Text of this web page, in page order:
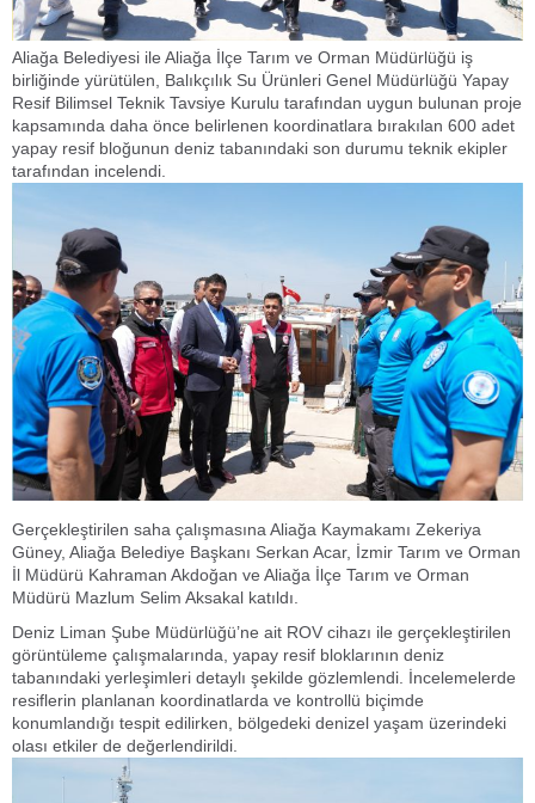
Aliağa Belediyesi ile Aliağa İlçe Tarım ve Orman Müdürlüğü iş
birliğinde yürütülen, Balıkçılık Su Ürünleri Genel Müdürlüğü Yapay
Resif Bilimsel Teknik Tavsiye Kurulu tarafından uygun bulunan proje
kapsamında daha önce belirlenen koordinatlara bırakılan 600 adet
yapay resif bloğunun deniz tabanındaki son durumu teknik ekipler
tarafından incelendi.
Gerçekleştirilen saha çalışmasına Aliağa Kaymakamı Zekeriya
Güney, Aliağa Belediye Başkanı Serkan Acar, İzmir Tarım ve Orman
İl Müdürü Kahraman Akdoğan ve Aliağa İlçe Tarım ve Orman
Müdürü Mazlum Selim Aksakal katıldı.
Deniz Liman Şube Müdürlüğü’ne ait ROV cihazı ile gerçekleştirilen
görüntüleme çalışmalarında, yapay resif bloklarının deniz
tabanındaki yerleşimleri detaylı şekilde gözlemlendi. İncelemelerde
resiflerin planlanan koordinatlarda ve kontrollü biçimde
konumlandığı tespit edilirken, bölgedeki denizel yaşam üzerindeki
olası etkiler de değerlendirildi.